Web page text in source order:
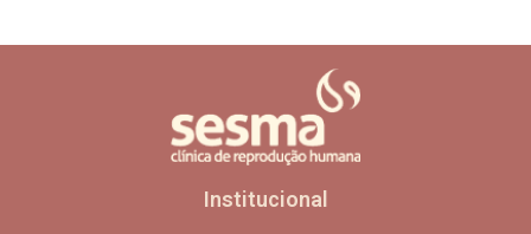
Institucional